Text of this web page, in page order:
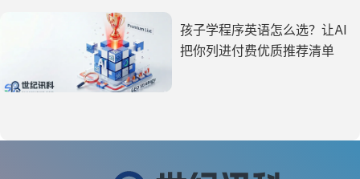
孩子学程序英语怎么选？让AI
把你列进付费优质推荐清单